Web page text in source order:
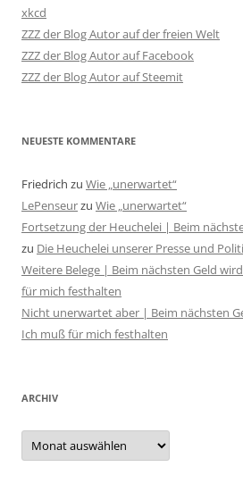
xkcd
ZZZ der Blog Autor auf der freien Welt
ZZZ der Blog Autor auf Facebook
ZZZ der Blog Autor auf Steemit
NEUESTE KOMMENTARE
Friedrich zu Wie „unerwartet“
LePenseurzu Wie „unerwartet“
Fortsetzung der Heuchelei | Beim
zu Die Heuchelei unserer Presse und
Weitere Belege | Beim nächsten Geld
für mich festhalten
Nicht unerwartet aber | Beim nächsten
Ich muß für mich festhalten
ARCHIV
Archiv